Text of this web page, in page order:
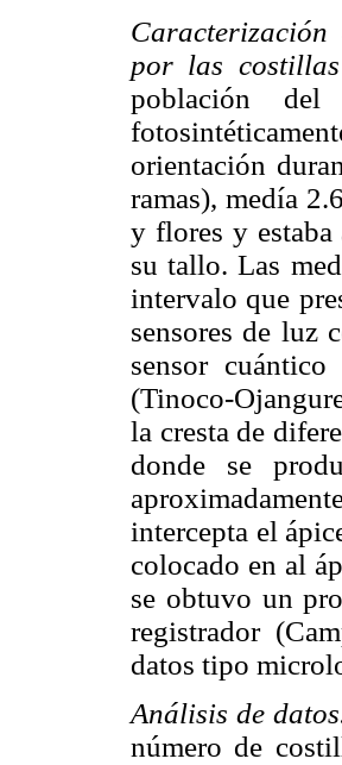
por las
población
orientación
ramas), medía
y flores y estaba
su tallo. Las
intervalo que
sensores de luz
sensor
(Tinoco-
la cresta de
donde se
intercepta el
colocado en al
se obtuvo un
registrador
datos tipo
Análisis de
número de